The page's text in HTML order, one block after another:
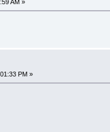
AM »
PM »